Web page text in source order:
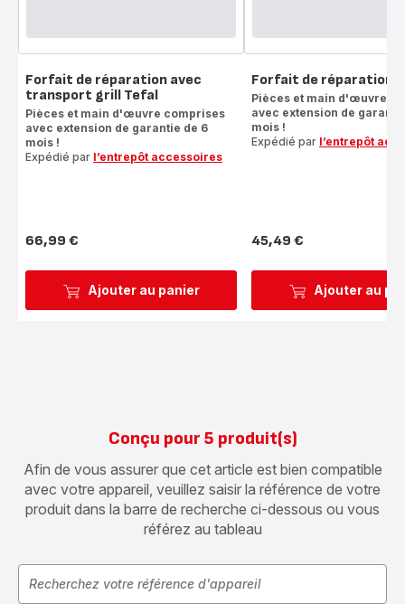
Ajouter au panier
Forfait de réparation avec
transport grill Tefal
Pièces et main d'œuvre comprises
avec extension de garantie de 6
mois !
Expédié par l’entrepôt accessoires
Prix
66,99 €
Ajouter au
Forfait de réparation
Pièces et main d'œuvre
avec extension de
mois !
Expédié par l’entrepôt
Prix
45,49 €
Conçu pour 5 produit(s)
Afin de vous assurer que cet article est bien compatible
avec votre appareil, veuillez saisir la référence de votre
produit dans la barre de recherche ci-dessous ou vous
référez au tableau